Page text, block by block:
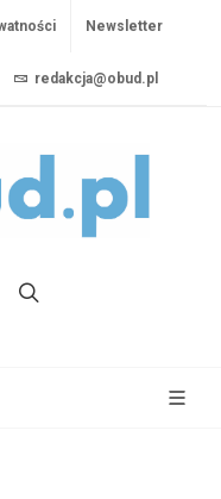
Newsletter
redakcja@obud.pl